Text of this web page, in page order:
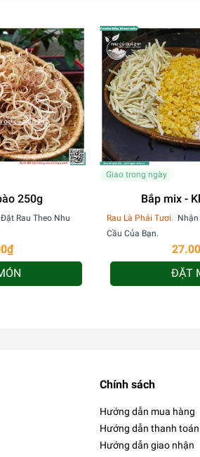
250g
Rau Theo Nhu
Giao trong ngày
Bắp mix -
Rau Là Phải Tươi.
Cầu Của Bạn.
ĐẶT
Chính sách
Hướng dẫn mua hàng
Hướng dẫn thanh toán
Hướng dẫn giao nhận